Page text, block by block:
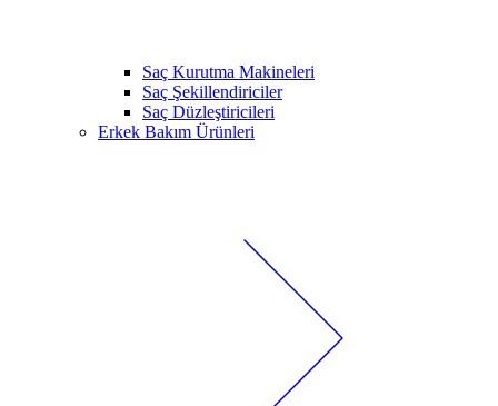
Saç Kurutma Makineleri
Saç Şekillendiriciler
Saç Düzleştiricileri
Erkek Bakım Ürünleri